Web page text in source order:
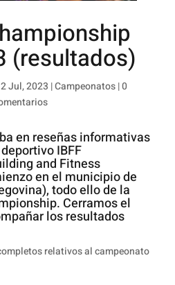
(resultados)
2 Jul, 2023 |Campeonatos|0
en reseñas informativas
IBFF
and Fitness
en el municipio de
todo ello de la
Cerramos el
los resultados
relativos al campeonato